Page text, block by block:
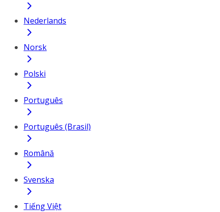
Nederlands
Norsk
Polski
Português
Português (Brasil)
Română
Svenska
Tiếng Việt